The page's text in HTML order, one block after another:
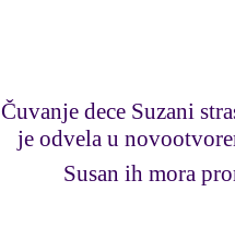
Čuvanje dece Suzani
je odvela u
Susan ih mora